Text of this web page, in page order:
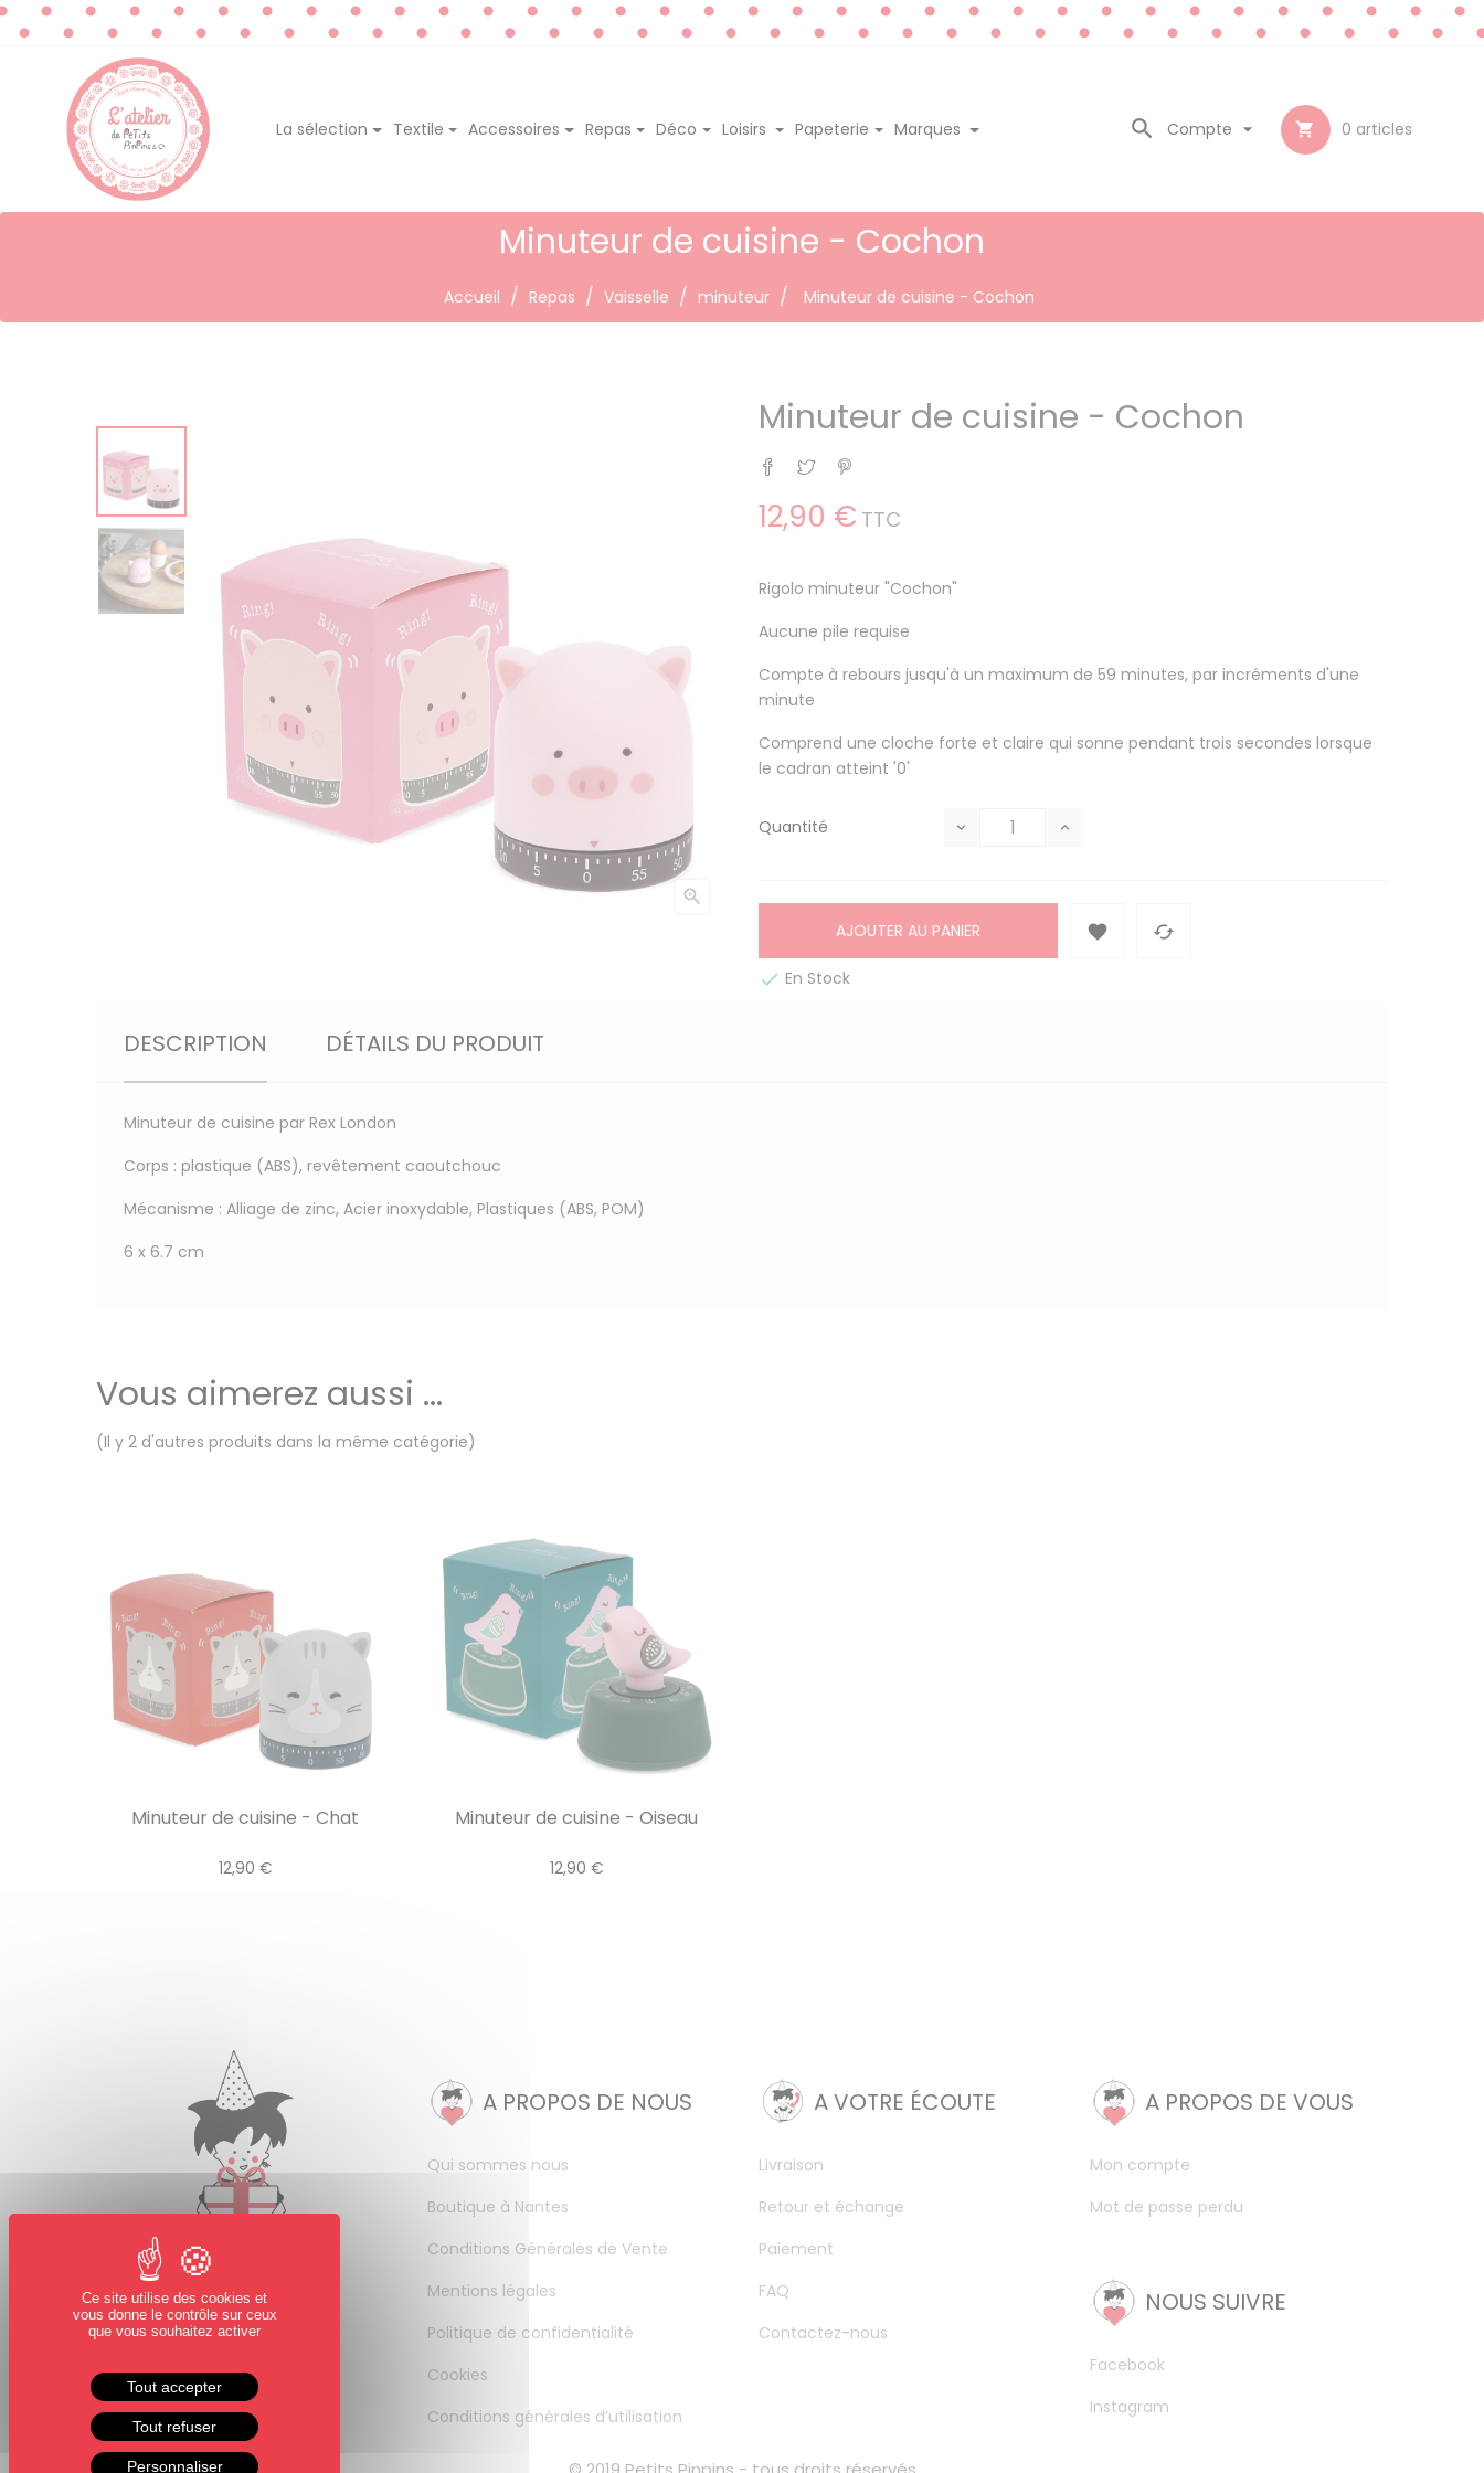
La sélection Textile Accessoires Repas Déco Loisirs Papeterie Marques  0 articles
Compte 

Minuteur de cuisine - Cochon
Accueil Repas Vaisselle minuteur Minuteur de cuisine - Cochon

Minuteur de cuisine - Cochon
Partager
Tweet
12,90 € TTC
Rigolo minuteur "Cochon"
Aucune pile requise
Compte à rebours jusqu'à un maximum de 59 minutes, par incréments d'une
minute
Comprend une cloche forte et claire qui sonne pendant trois secondes lorsque
le cadran atteint '0'
Quantité
AJOUTER AU PANIER  
 En Stock
DESCRIPTION DÉTAILS DU PRODUIT
Minuteur de cuisine par Rex London
Corps : plastique (ABS), revêtement caoutchouc
Mécanisme : Alliage de zinc, Acier inoxydable, Plastiques (ABS, POM)
6 x 6.7 cm
Vous aimerez aussi ...
(Il y 2 d'autres produits dans la même catégorie)
Minuteur de cuisine - Chat
12,90 €
Minuteur de cuisine - Oiseau
12,90 €
A PROPOS DE NOUS
Qui sommes nous
Boutique à Nantes
Conditions Générales de Vente
Mentions légales
Politique de confidentialité
Cookies
Conditions générales d’utilisation
A VOTRE ÉCOUTE
Livraison
Retour et échange
Paiement
FAQ
Contactez-nous
A PROPOS DE VOUS
Mon compte
Mot de passe perdu
NOUS SUIVRE
Facebook
Instagram
Ce site utilise des cookies et
vous donne le contrôle sur ceux
que vous souhaitez activer
Tout accepter
Tout refuser
Personnaliser